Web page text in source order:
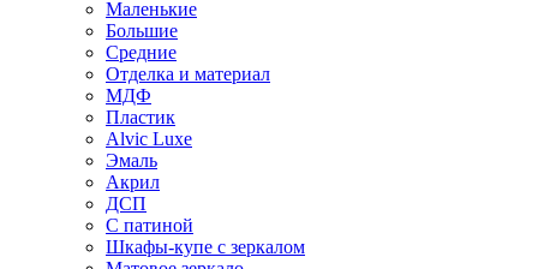
Маленькие
Большие
Средние
Отделка и материал
МДФ
Пластик
Alvic Luxe
Эмаль
Акрил
ДСП
С патиной
Шкафы-купе с зеркалом